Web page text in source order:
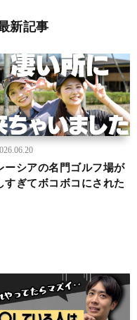
新記事
ーシアの名門ゴルフ場が
すぎてボコボコにされた